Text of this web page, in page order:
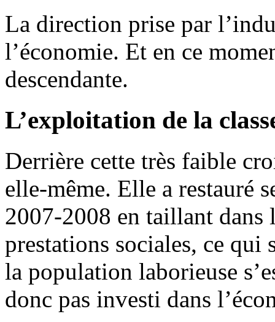
La direction prise par
l’économie. Et en ce
descendante.
L’exploitation de la
Derrière cette très faible
elle-même. Elle a restauré
2007-2008 en taillant dans
prestations sociales, ce
la population laborieuse
donc pas investi dans